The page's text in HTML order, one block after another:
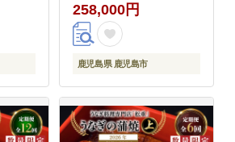
258,000円
鹿児島県 鹿児島市